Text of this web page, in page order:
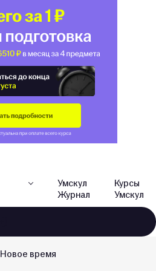
Умскул
Журнал
Курсы
Умскул
Новое время